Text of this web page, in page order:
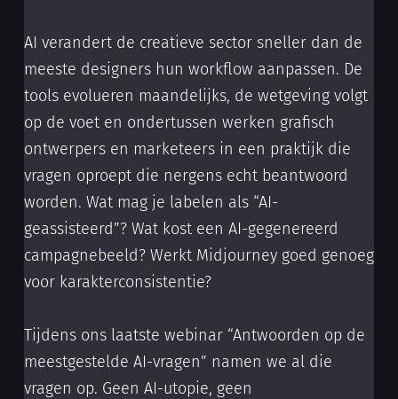
AI verandert de creatieve sector sneller dan de
meeste designers hun workflow aanpassen. De
tools evolueren maandelijks, de wetgeving volgt
op de voet en ondertussen werken grafisch
ontwerpers en marketeers in een praktijk die
vragen oproept die nergens echt beantwoord
worden. Wat mag je labelen als “AI-
geassisteerd”? Wat kost een AI-gegenereerd
campagnebeeld? Werkt Midjourney goed genoeg
voor karakterconsistentie?
Tijdens ons laatste webinar “Antwoorden op de
meestgestelde AI-vragen” namen we al die
vragen op. Geen AI-utopie, geen